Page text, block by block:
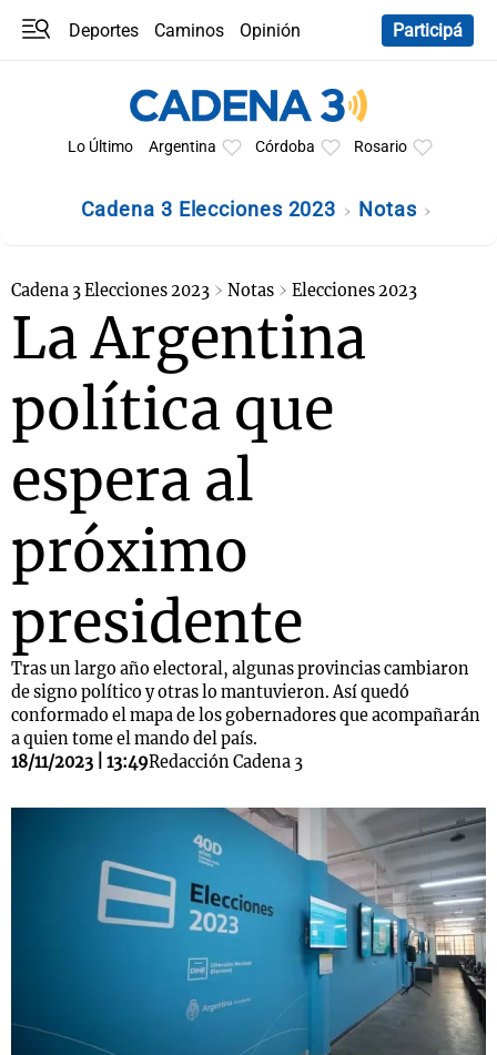
Deportes Caminos
Opinión
Participá
Lo Último Argentina Córdoba Rosario
Cadena 3 Elecciones 2023 Notas
Cadena 3 Elecciones 2023 Notas Elecciones 2023
La Argentina
política que
espera al
próximo
presidente
Tras un largo año electoral, algunas provincias cambiaron
de signo político y otras lo mantuvieron. Así quedó
conformado el mapa de los gobernadores que acompañarán
a quien tome el mando del país.
18/11/2023 | 13:49Redacción Cadena 3